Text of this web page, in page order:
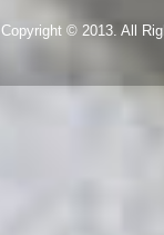
Copyright © 2013. All